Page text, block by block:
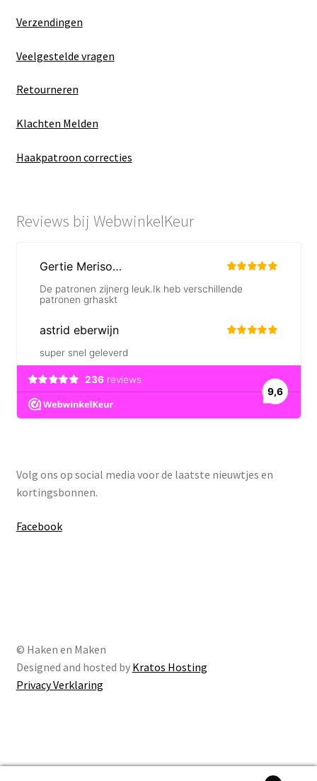
Verzendingen
Veelgestelde vragen
Retourneren
Klachten Melden
Haakpatroon correcties
Reviews bij WebwinkelKeur
Volg ons op social media voor de laatste nieuwtjes en
kortingsbonnen.
Facebook
© Haken en Maken
Designed and hosted by Kratos Hosting
Privacy Verklaring